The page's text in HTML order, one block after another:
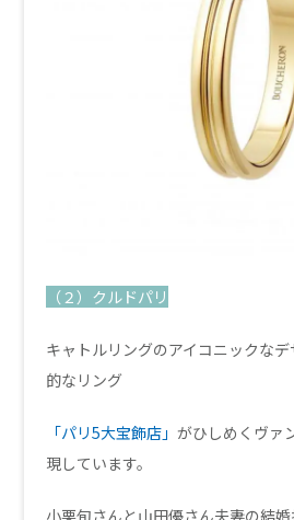
（２）クルドパリ
キャトルリングのアイコニックな
的なリング
「パリ5大宝飾店」がひしめくヴァ
現しています。
小栗旬さんと山田優さん夫妻の結婚